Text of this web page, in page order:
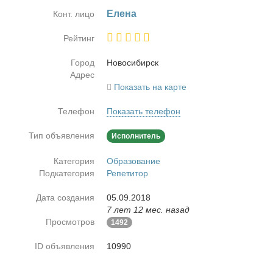
Конт. лицо Еле­на
Рейтинг
Город
Но­во­си­бирск
Адрес
Показать на карте
Телефон Показать телефон
Тип объявления Исполнитель
Категория
Образование
Подкатегория
Репетитор
Дата создания
05.09.2018
7 лет 12 мес. назад
Просмотров
1492
ID объявления 10990